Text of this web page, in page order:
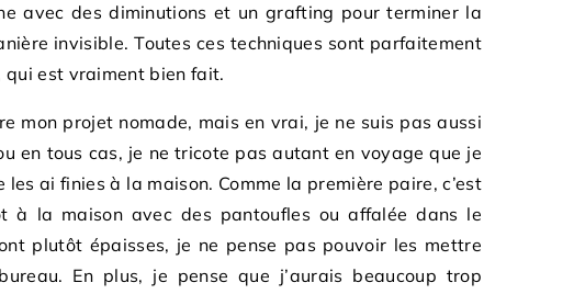
avec des diminutions et un grafting pour terminer la
invisible. Toutes ces techniques sont parfaitement
qui est vraiment bien fait.
mon projet nomade, mais en vrai, je ne suis pas aussi
en tous cas, je ne tricote pas autant en voyage que je
les ai finies à la maison. Comme la première paire, c’est
à la maison avec des pantoufles ou affalée dans le
plutôt épaisses, je ne pense pas pouvoir les mettre
En plus, je pense que j’aurais beaucoup trop